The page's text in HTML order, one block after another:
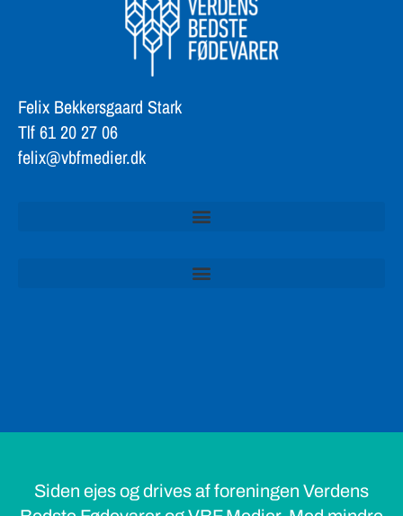
Felix Bekkersgaard Stark
Tlf 61 20 27 06
felix@vbfmedier.dk
Siden ejes og drives af foreningen Verdens